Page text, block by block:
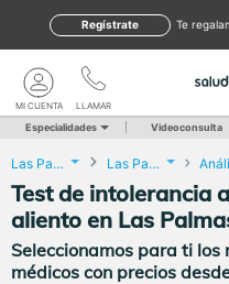
te
Regístrate
LLAMAR
MI CUENTA
Especialidades Videoconsulta
Las Palmas Las Palmas de Gran Canaria
Test de intolerancia
aliento en Las
Seleccionamos para ti los
médicos con precios